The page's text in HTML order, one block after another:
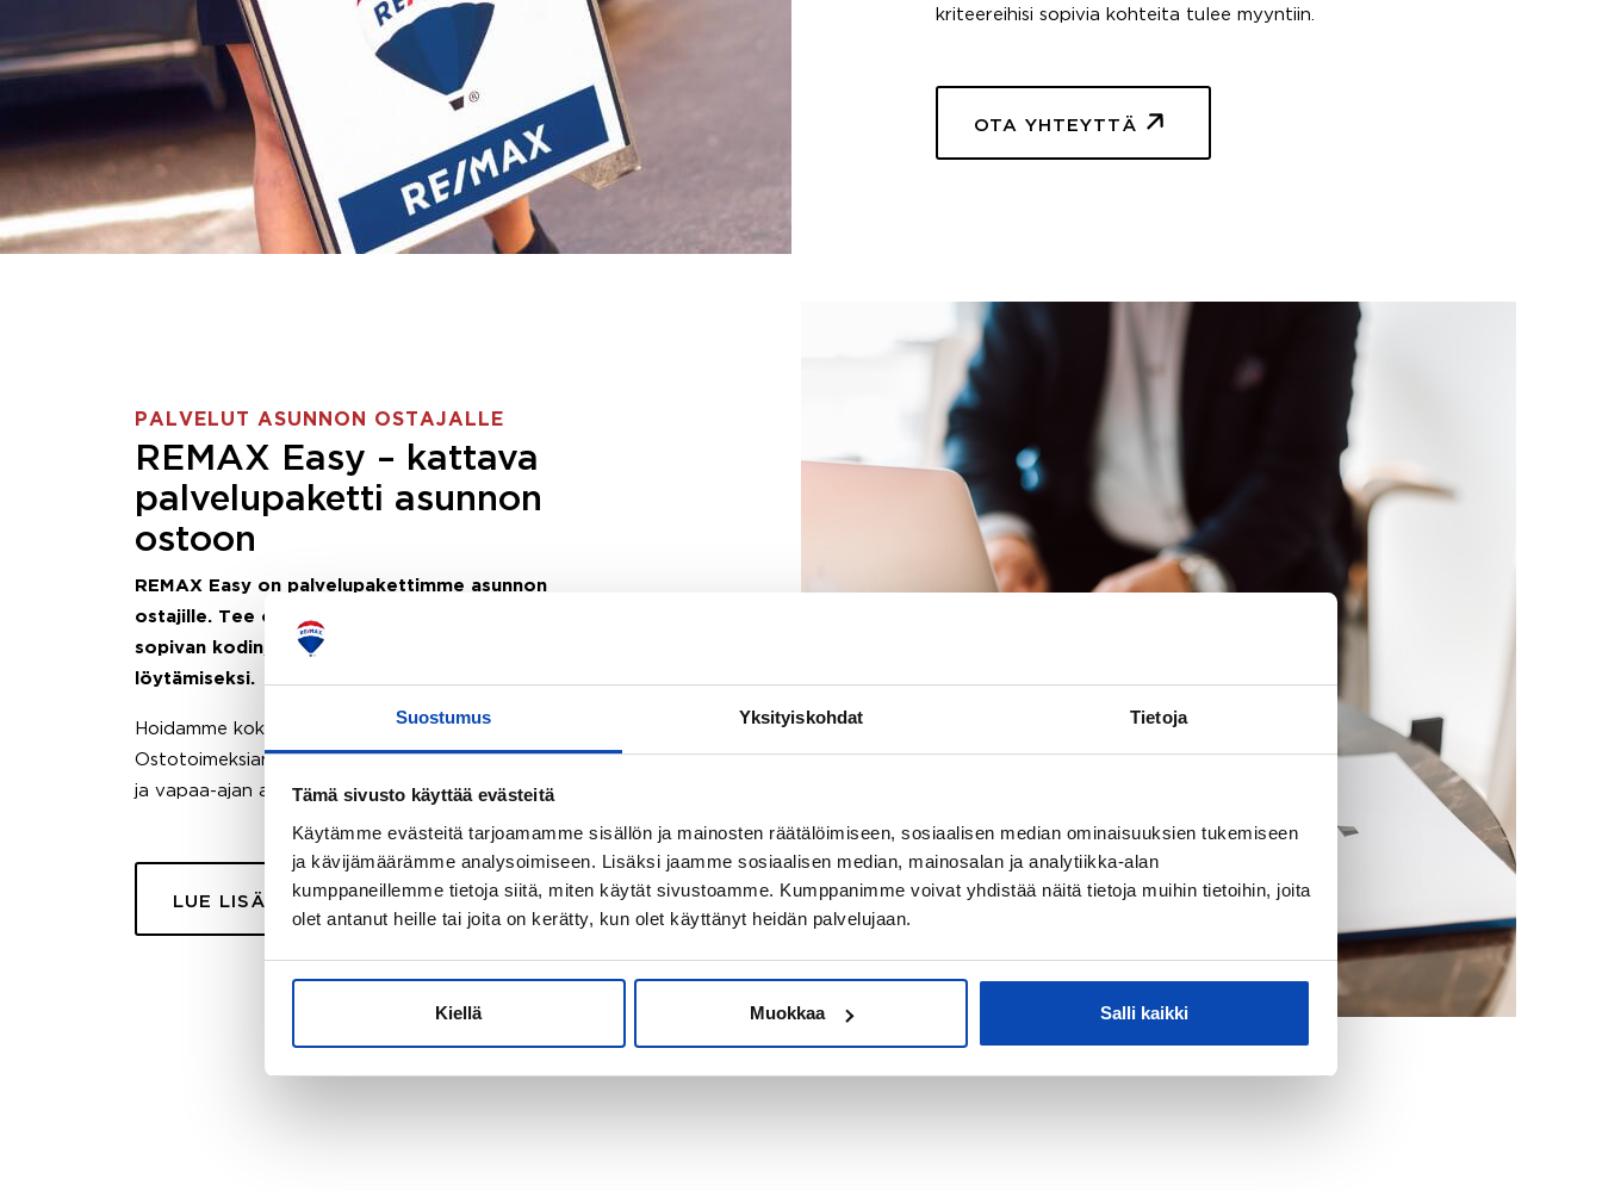
Suostumus Yksityiskohdat Tietoja
Tämä sivusto käyttää evästeitä
Käytämme evästeitä tarjoamamme sisällön ja mainosten räätälöimiseen, sosiaalisen median ominaisuuksien tukemiseen
ja kävijämäärämme analysoimiseen. Lisäksi jaamme sosiaalisen median, mainosalan ja analytiikka-alan
kumppaneillemme tietoja siitä, miten käytät sivustoamme. Kumppanimme voivat yhdistää näitä tietoja muihin tietoihin, joita
olet antanut heille tai joita on kerätty, kun olet käyttänyt heidän palvelujaan.
Kiellä Muokkaa Salli kaikki
kriteereihisi sopivia kohteita tulee myyntiin.
OTA YHTEYTTÄ
PALVELUT ASUNNON OSTAJALLE
REMAX Easy – kattava
palvelupaketti asunnon
ostoon
REMAX Easy on palvelupakettimme asunnon
ostajille. Tee ostotoimeksianto ja etsimme juuri sinulle
sopivan kodin, eikä sinun tarvitse nähdä vaivaa sen
löytämiseksi.
Hoidamme koko ostoprosessin puolestasi.
Ostotoimeksiantopalvelumme sopii myös esimerkiksi sijoitus-
ja vapaa-ajan asuntojen ostoon.
LUE LISÄÄ